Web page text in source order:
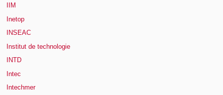
IIM
Inetop
INSEAC
Institut de technologie
INTD
Intec
Intechmer